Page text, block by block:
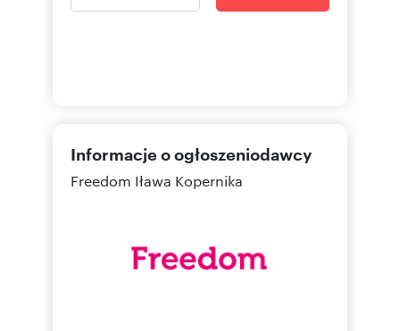
Informacje o ogłoszeniodawcy
Freedom Iława Kopernika